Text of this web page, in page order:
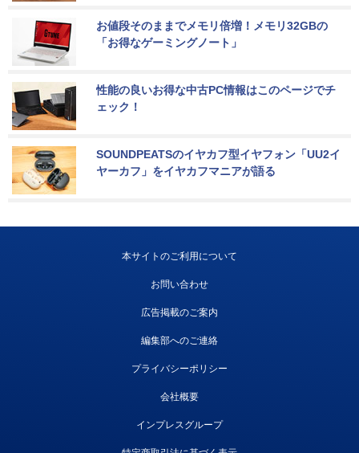
お値段そのままでメモリ倍増！メモリ32GBの
「お得なゲーミングノート」
性能の良いお得な中古PC情報はこのページでチ
ェック！
SOUNDPEATSのイヤカフ型イヤフォン「UU2イ
ヤーカフ」をイヤカフマニアが語る
本サイトのご利用について
お問い合わせ
広告掲載のご案内
編集部へのご連絡
プライバシーポリシー
会社概要
インプレスグループ